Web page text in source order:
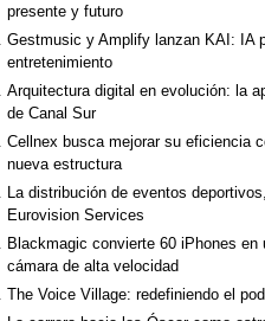
presente y futuro
Gestmusic y Amplify lanzan KAI: IA
entretenimiento
Arquitectura digital en evolución: la
de Canal Sur
Cellnex busca mejorar su eficiencia
nueva estructura
La distribución de eventos
Eurovision Services
Blackmagic convierte 60 iPhones en
cámara de alta velocidad
The Voice Village: redefiniendo el